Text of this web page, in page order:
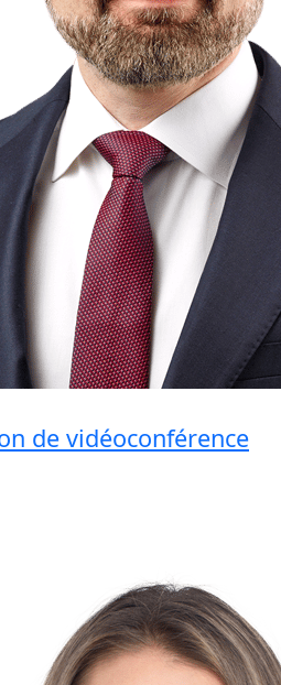
de vidéoconférence